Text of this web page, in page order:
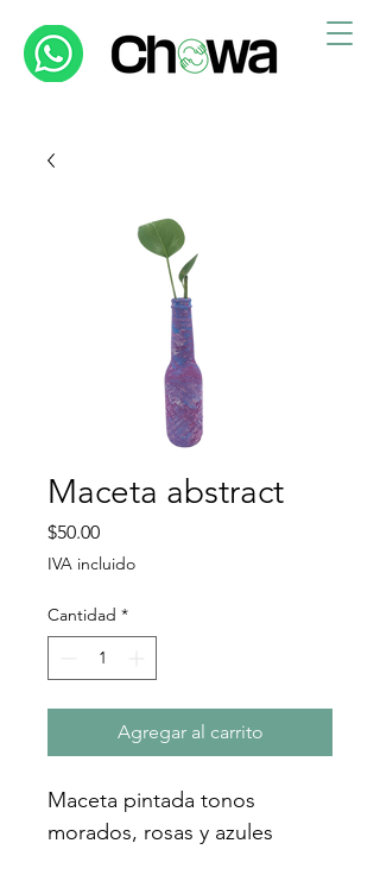
Maceta abstract
$50.00Precio
IVA incluido
Cantidad *
Agregar al carrito
Maceta pintada tonos
morados, rosas y azules